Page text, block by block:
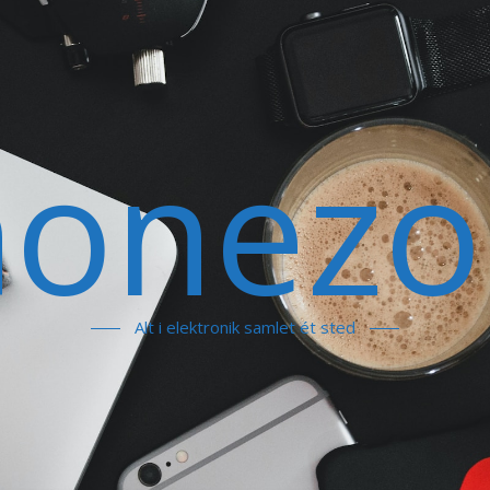
Alt i elektronik samlet ét sted